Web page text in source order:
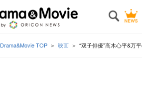
Drama&Movie TOP 映画 “双子俳優”高木心平&万